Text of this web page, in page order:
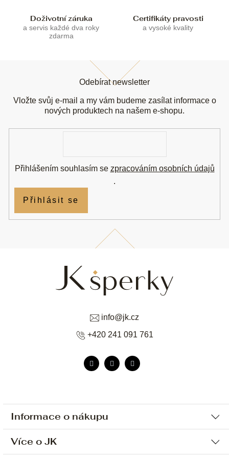
Doživotní záruka
a servis každé dva roky
zdarma
Certifikáty pravosti
a vysoké kvality
Informace o nákupu
Ochrana osobních údajů
Více o JK
info@jk.cz
+420 241 091 761
Odebírat newsletter
Vložte svůj e-mail a my vám budeme zasílat informace o
nových produktech na našem e-shopu.
Přihlášením souhlasím se zpracováním osobních údajů
.
Přihlásit se